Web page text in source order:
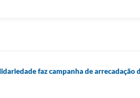
faz campanha de arrecadação